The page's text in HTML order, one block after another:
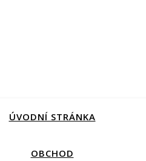
ÚVODNÍ STRÁNKA
OBCHOD